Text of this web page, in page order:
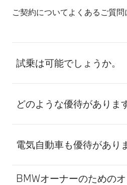
ご契約についてよくあるご質問
試乗は可能でしょうか。
どのような優待がありま
電気自動車も優待があり
BMWオーナーのための